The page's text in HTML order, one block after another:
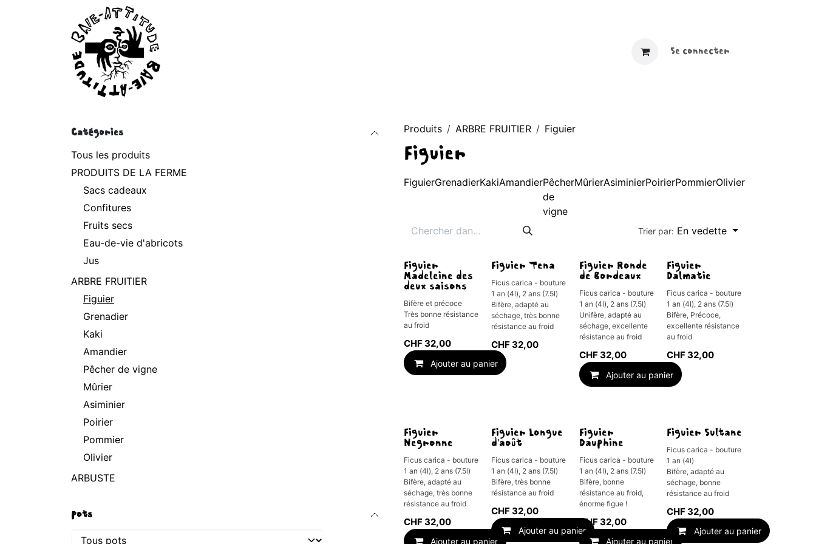
Se connecter
Catégories
Tous les produits
PRODUITS DE LA FERME
Sacs cadeaux
Confitures
Fruits secs
Eau-de-vie d'abricots
Jus
ARBRE FRUITIER
Figuier
Grenadier
Kaki
Amandier
Pêcher de vigne
Mûrier
Asiminier
Poirier
Pommier
Olivier
ARBUSTE
pots
Produits ARBRE FRUITIER Figuier
Figuier
FiguierGrenadierKakiAmandierPêcher
de
vigne
MûrierAsiminierPoirierPommierOlivier
Trier par: En vedette
Figuier
Madeleine des
deux saisons
Bifère et précoce
Très bonne résistance
au froid
CHF32,00
Ajouter au panier
Figuier Tena
Ficus carica - bouture
1 an (4l), 2 ans (7.5l)
Bifère, adapté au
séchage, très bonne
résistance au froid
CHF32,00
Figuier Ronde
de Bordeaux
Ficus carica - bouture
1 an (4l), 2 ans (7.5l)
Unifère, adapté au
séchage, excellente
résistance au froid
CHF32,00
Ajouter au panier
Figuier
Dalmatie
Ficus carica - bouture
1 an (4l), 2 ans (7.5l)
Bifère, Précoce,
excellente résistance
au froid
CHF32,00
Figuier
Negronne
Ficus carica - bouture
1 an (4l), 2 ans (7.5l)
Bifère, adapté au
séchage, très bonne
résistance au froid
CHF32,00
Ajouter au panier
Figuier Longue
d'août
Ficus carica - bouture
1 an (4l), 2 ans (7.5l)
Bifère, très bonne
résistance au froid
CHF32,00
Ajouter au panier
Figuier
Dauphine
Ficus carica - bouture
1 an (4l), 2 ans (7.5l)
Bifère, bonne
résistance au froid,
énorme figue !
CHF32,00
Ajouter au panier
Figuier Sultane
Ficus carica - bouture
1 an (4l)
Bifère, adapté au
séchage, bonne
résistance au froid
CHF32,00
Ajouter au panier